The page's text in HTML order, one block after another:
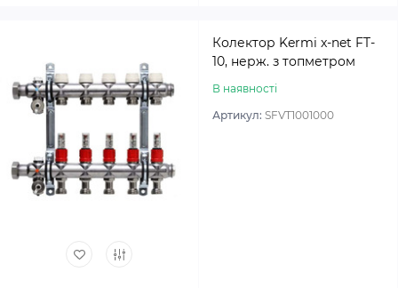
Колектор Kermi x-net FT-
10, нерж. з топметром
В наявності
Артикул: SFVT1001000